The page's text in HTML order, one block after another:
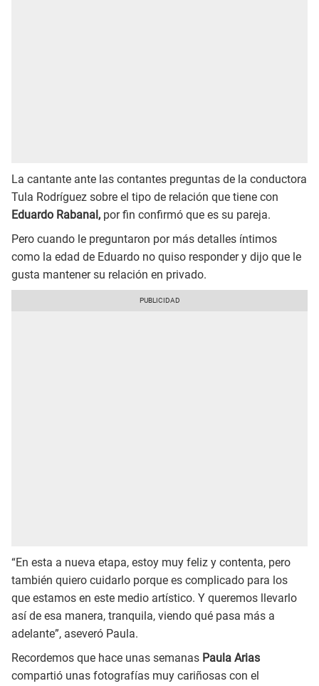
La cantante ante las contantes preguntas de la conductora
Tula Rodríguez sobre el tipo de relación que tiene con
Eduardo Rabanal, por fin confirmó que es su pareja.
Pero cuando le preguntaron por más detalles íntimos
como la edad de Eduardo no quiso responder y dijo que le
gusta mantener su relación en privado.
“En esta a nueva etapa, estoy muy feliz y contenta, pero
también quiero cuidarlo porque es complicado para los
que estamos en este medio artístico. Y queremos llevarlo
así de esa manera, tranquila, viendo qué pasa más a
adelante”, aseveró Paula.
Recordemos que hace unas semanas Paula Arias
compartió unas fotografías muy cariñosas con el